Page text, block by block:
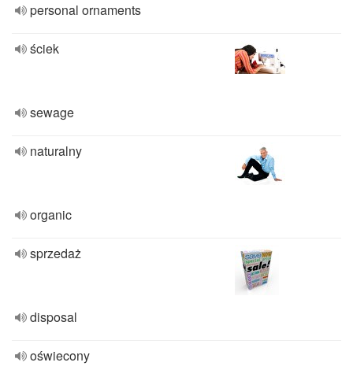
personal ornaments
ściek
sewage
naturalny
organic
sprzedaż
disposal
oświecony